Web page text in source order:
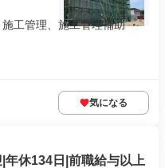
工管理、施工管理補助 ・
気になる
年休134日|前職給与以上